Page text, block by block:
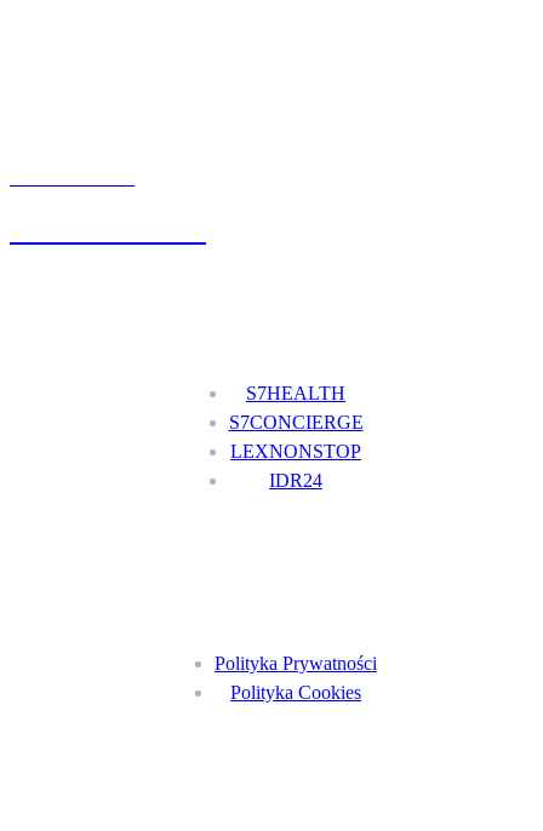
S7HEALTH
S7CONCIERGE
LEXNONSTOP
IDR24
Polityka Prywatności
Polityka Cookies